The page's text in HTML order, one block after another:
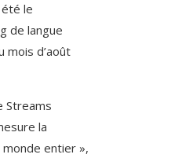
été le
de langue
mois d’août
Streams
la
monde entier »,